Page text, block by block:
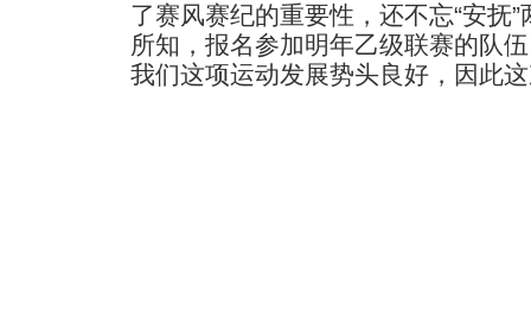
了赛风赛纪的重要性，还不忘“安抚
所知，报名参加明年乙级联赛的队
我们这项运动发展势头良好，因此